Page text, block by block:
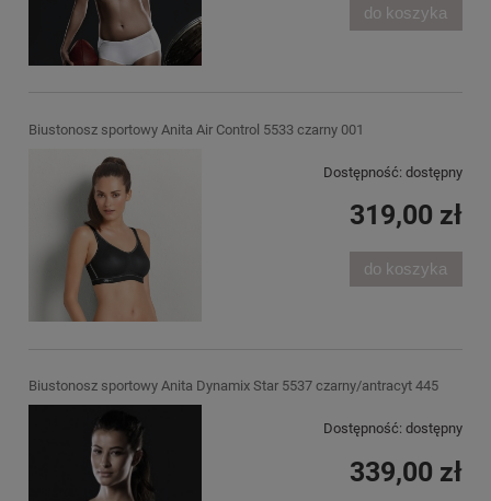
do koszyka
Biustonosz sportowy Anita Air Control 5533 czarny 001
Dostępność: dostępny
319,00 zł
do koszyka
Biustonosz sportowy Anita Dynamix Star 5537 czarny/antracyt 445
Dostępność: dostępny
339,00 zł